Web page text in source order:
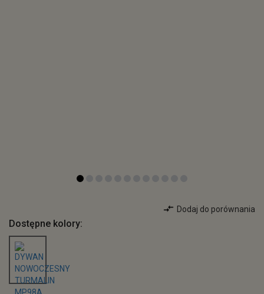
Dodaj do porównania
Dostępne kolory: